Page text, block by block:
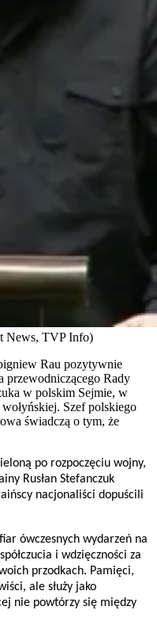
News, TVP Info)
Rau pozytywnie
przewodniczącego Rady
w polskim Sejmie, w
Szef polskiego
świadczą o tym, że
po rozpoczęciu wojny,
Rusłan Stefanczuk
nacjonaliści dopuścili
ówczesnych wydarzeń na
i wdzięczności za
przodkach. Pamięci,
ale służy jako
nie powtórzy się między